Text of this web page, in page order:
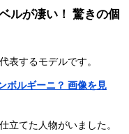
ルが凄い！ 驚きの個
するモデルです。
ボルギーニ？ 画像を見
てた人物がいました。